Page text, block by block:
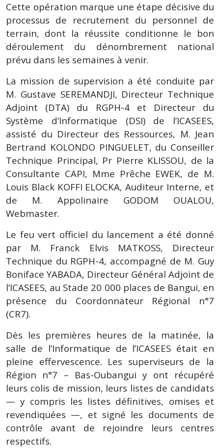
Cette opération marque une étape décisive du
processus de recrutement du personnel de
terrain, dont la réussite conditionne le bon
déroulement du dénombrement national
prévu dans les semaines à venir.
La mission de supervision a été conduite par
M. Gustave SEREMANDJI, Directeur Technique
Adjoint (DTA) du RGPH-4 et Directeur du
Système d’Informatique (DSI) de l’ICASEES,
assisté du Directeur des Ressources, M. Jean
Bertrand KOLONDO PINGUELET, du Conseiller
Technique Principal, Pr Pierre KLISSOU, de la
Consultante CAPI, Mme Prêche EWEK, de M.
Louis Black KOFFI ELOCKA, Auditeur Interne, et
de M. Appolinaire GODOM OUALOU,
Webmaster.
Le feu vert officiel du lancement a été donné
par M. Franck Elvis MATKOSS, Directeur
Technique du RGPH-4, accompagné de M. Guy
Boniface YABADA, Directeur Général Adjoint de
l’ICASEES, au Stade 20 000 places de Bangui, en
présence du Coordonnateur Régional n°7
(CR7).
Dès les premières heures de la matinée, la
salle de l’Informatique de l’ICASEES était en
pleine effervescence. Les superviseurs de la
Région n°7 – Bas-Oubangui y ont récupéré
leurs colis de mission, leurs listes de candidats
— y compris les listes définitives, omises et
revendiquées —, et signé les documents de
contrôle avant de rejoindre leurs centres
respectifs.